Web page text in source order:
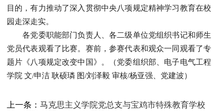
目的，有力推动了深入贯彻中央八项规定精神学习教育在校
园走深走实。
各党委职能部门负责人、各二级单位党组织书记和师生
党员代表观看了比赛。赛前，参赛代表和观众一同观看了专
题片《八项规定改变中国》。（党委组织部、电子电气工程
学院 文/申洁 耿硕璘 图/刘泽毅 审核/杨亚强、党建波）
上一条： 马克思主义学院党总支与宝鸡市特殊教育学校